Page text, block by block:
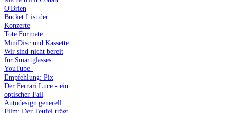
O'Brien
Bucket List der
Konzerte
Tote Formate:
MiniDisc und Kassette
Wir sind nicht bereit
für Smartglasses
YouTube-
Empfehlung: Pix
Der Ferrari Luce - ein
optischer Fail
Autodesign generell
Film: Der Teufel trägt